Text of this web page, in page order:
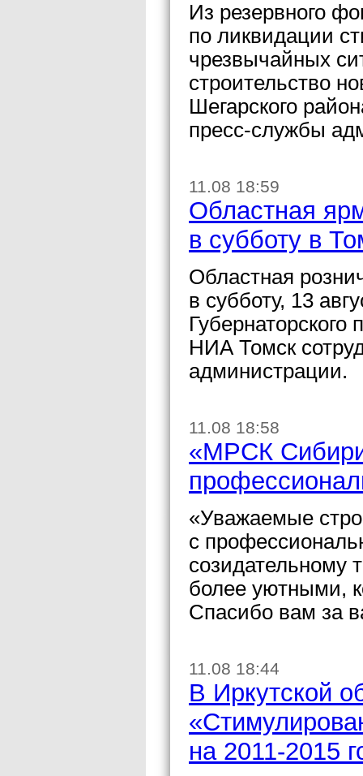
Из резервного
по ликвидации
чрезвычайных
строительство
Шегарского
пресс-службы
11.08 18:59
Областная
в субботу в
Областная
в субботу, 13
НИА Томск
администрации.
11.08 18:58
«МРСК
«Уважаемые
с
созидательному
более уютными,
Спасибо вам за
11.08 18:44
В Иркутской
на 2011-2015